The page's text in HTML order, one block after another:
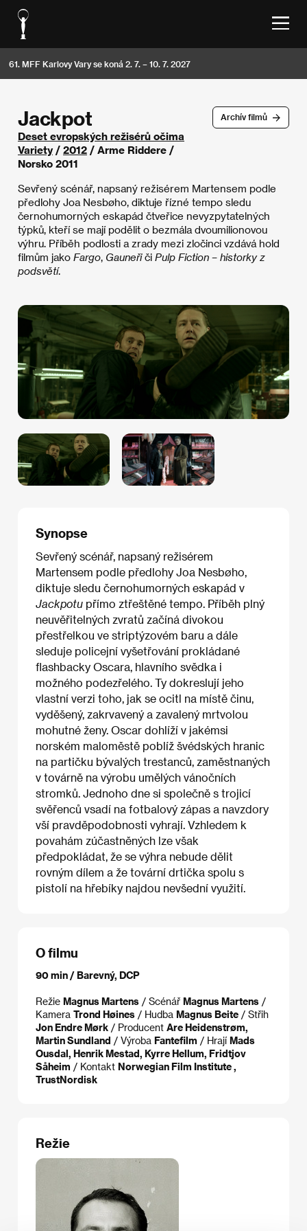
61. MFF Karlovy Vary se koná 2. 7. – 10. 7. 2027
Archív filmů
Jackpot
Deset evropských režisérů očima
Variety/ 2012 / Arme Riddere /
Norsko 2011
Sevřený scénář, napsaný režisérem Martensem podle
předlohy Joa Nesbøho, diktuje řízné tempo sledu
černohumorných eskapád čtveřice nevyzpytatelných
týpků, kteří se mají podělit o bezmála dvoumilionovou
výhru. Příběh podlosti a zrady mezi zločinci vzdává hold
filmům jako Fargo, Gauneřiči Pulp Fiction – historky z
podsvětí.
Synopse
Sevřený scénář, napsaný režisérem
Martensem podle předlohy Joa Nesbøho,
diktuje sledu černohumorných eskapád v
Jackpotu přímo ztřeštěné tempo. Příběh plný
neuvěřitelných zvratů začíná divokou
přestřelkou ve striptýzovém baru a dále
sleduje policejní vyšetřování prokládané
flashbacky Oscara, hlavního svědka i
možného podezřelého. Ty dokreslují jeho
vlastní verzi toho, jak se ocitl na místě činu,
vyděšený, zakrvavený a zavalený mrtvolou
mohutné ženy. Oscar dohlíží v jakémsi
norském maloměstě poblíž švédských hranic
na partičku bývalých trestanců, zaměstnaných
v továrně na výrobu umělých vánočních
stromků. Jednoho dne si společně s trojicí
svěřenců vsadí na fotbalový zápas a navzdory
vší pravděpodobnosti vyhrají. Vzhledem k
povahám zúčastněných lze však
předpokládat, že se výhra nebude dělit
rovným dílem a že tovární drtička spolu s
pistolí na hřebíky najdou nevšední využití.
O filmu
90 min / Barevný, DCP
Režie Magnus Martens / Scénář Magnus Martens /
Kamera Trond Høines / Hudba Magnus Beite / Střih
Jon Endre Mørk / Producent Are Heidenstrøm,
Martin Sundland / Výroba Fantefilm / Hrají Mads
Ousdal, Henrik Mestad, Kyrre Hellum, Fridtjov
Såheim / Kontakt Norwegian Film Institute ,
TrustNordisk
Režie